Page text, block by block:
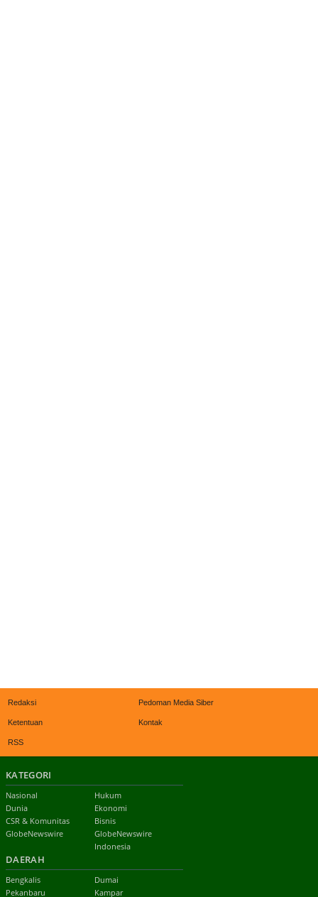
Redaksi Pedoman Media Siber
Ketentuan Kontak
RSS
KATEGORI
Nasional
Hukum
Dunia
Ekonomi
CSR & Komunitas
Bisnis
GlobeNewswire
GlobeNewswire
Indonesia
DAERAH
Bengkalis
Dumai
Pekanbaru
Kampar